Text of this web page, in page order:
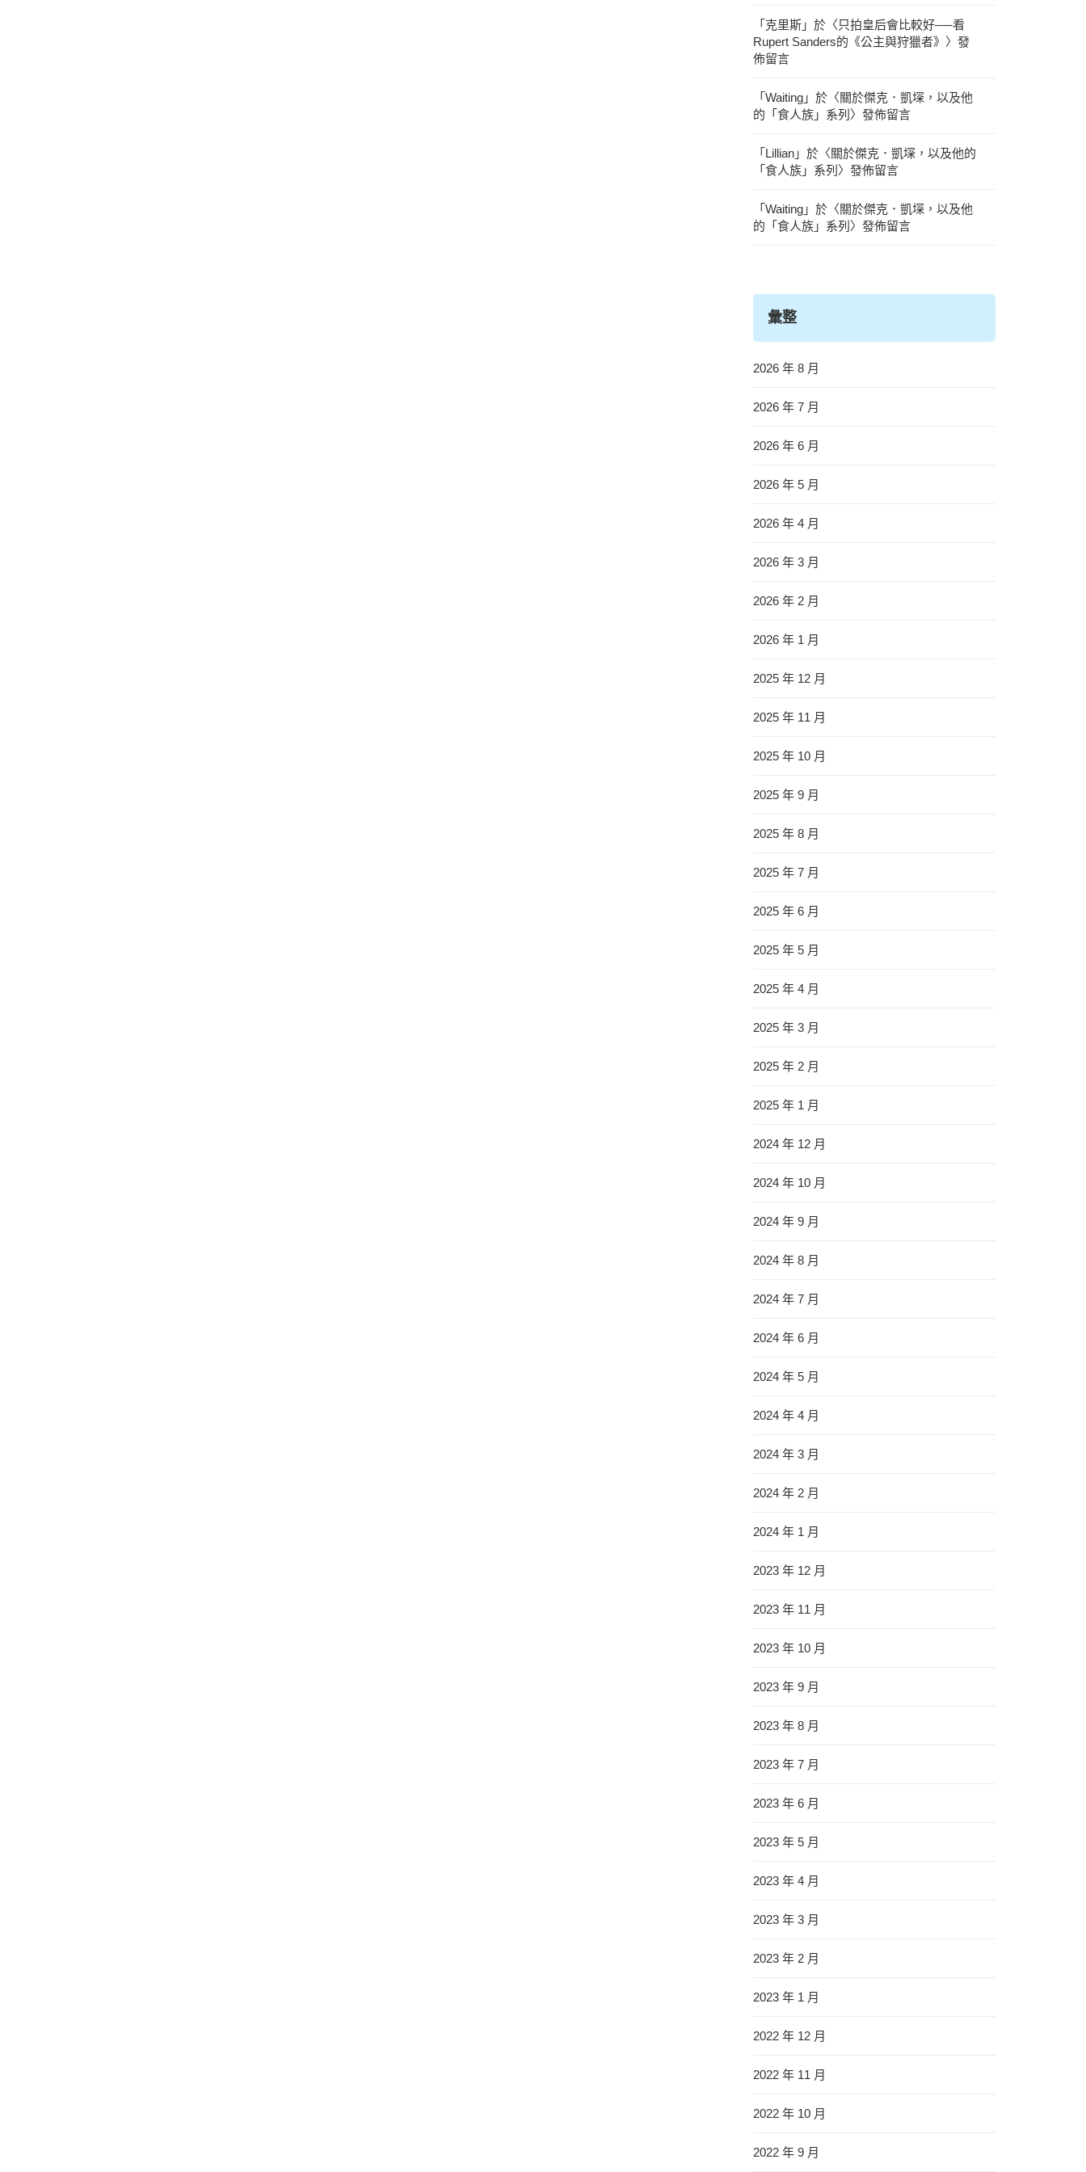
「 克里斯 」於〈只拍皇后會比較好──看
Rupert Sanders的《公主與狩獵者》 〉發
佈留言
「 Waiting 」於〈關於傑克．凱堔，以及他
的「食人族」系列 〉發佈留言
「 Lillian 」於〈關於傑克．凱堔，以及他的
「食人族」系列 〉發佈留言
「 Waiting 」於〈關於傑克．凱堔，以及他
的「食人族」系列 〉發佈留言
彙整
2026 年 8 月
2026 年 7 月
2026 年 6 月
2026 年 5 月
2026 年 4 月
2026 年 3 月
2026 年 2 月
2026 年 1 月
2025 年 12 月
2025 年 11 月
2025 年 10 月
2025 年 9 月
2025 年 8 月
2025 年 7 月
2025 年 6 月
2025 年 5 月
2025 年 4 月
2025 年 3 月
2025 年 2 月
2025 年 1 月
2024 年 12 月
2024 年 10 月
2024 年 9 月
2024 年 8 月
2024 年 7 月
2024 年 6 月
2024 年 5 月
2024 年 4 月
2024 年 3 月
2024 年 2 月
2024 年 1 月
2023 年 12 月
2023 年 11 月
2023 年 10 月
2023 年 9 月
2023 年 8 月
2023 年 7 月
2023 年 6 月
2023 年 5 月
2023 年 4 月
2023 年 3 月
2023 年 2 月
2023 年 1 月
2022 年 12 月
2022 年 11 月
2022 年 10 月
2022 年 9 月